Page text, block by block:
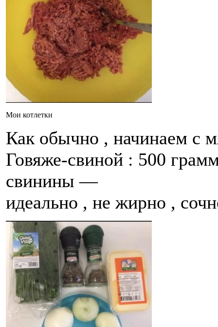
Мои котлетки
Как обычно , начинаем с
Говяже-свиной : 500
свинины —
идеально , не жирно ,